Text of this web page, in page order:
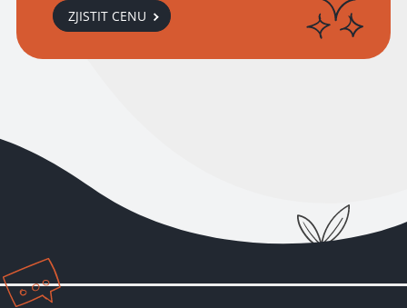
ZJISTIT CENU